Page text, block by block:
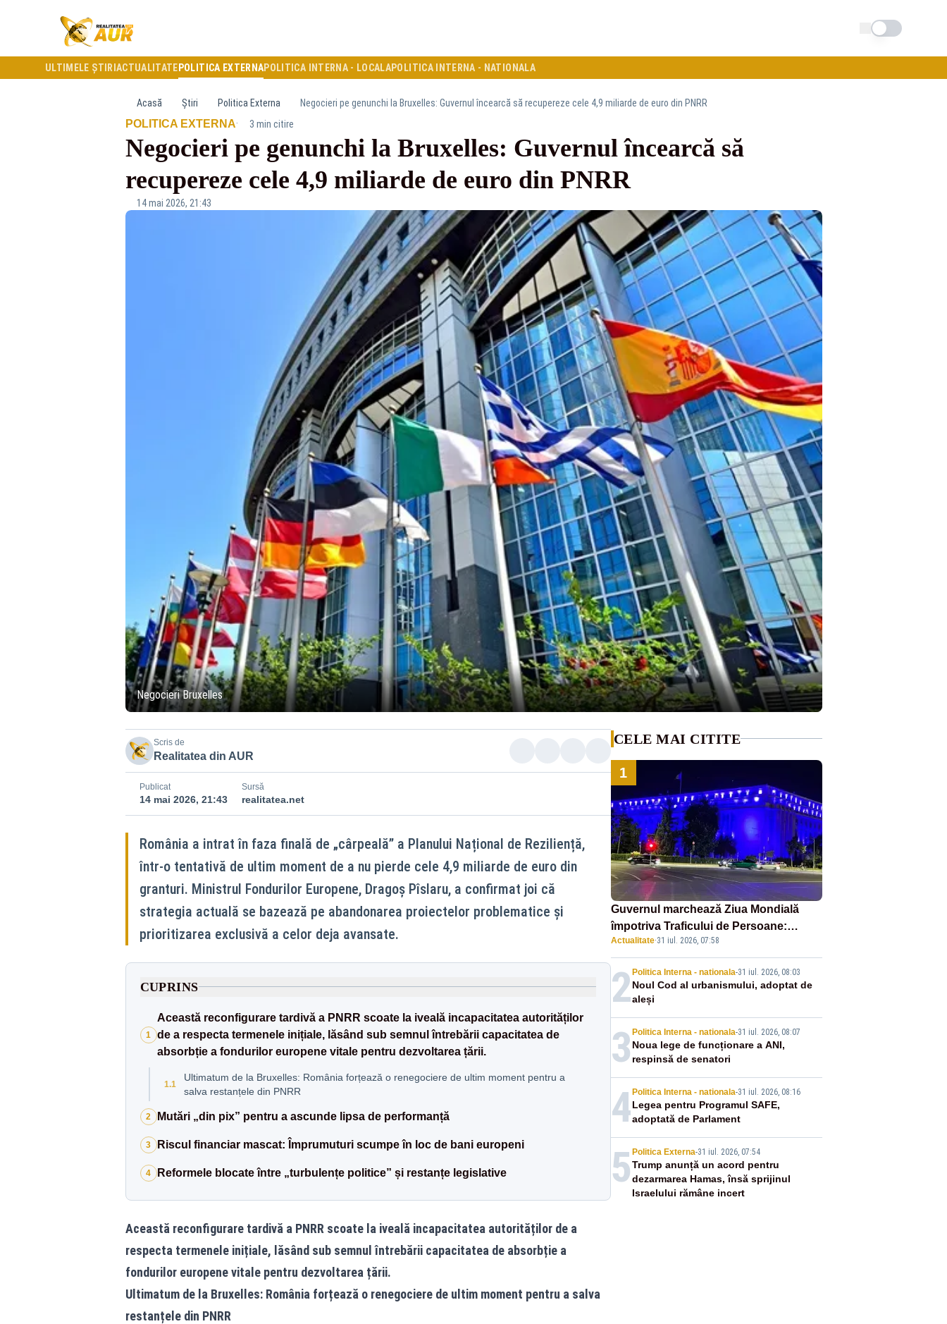
Schimba tema
ULTIMELE ȘTIRI ACTUALITATE POLITICA EXTERNAPOLITICA INTERNA - LOCALAPOLITICA INTERNA - NATIONALA
Acasă Știri Politica Externa Negocieri pe genunchi la Bruxelles: Guvernul încearcă să recupereze cele 4,9 miliarde de euro din PNRR
POLITICA EXTERNA· 3 min citire
Negocieri pe genunchi la Bruxelles: Guvernul încearcă să
recupereze cele 4,9 miliarde de euro din PNRR
14 mai 2026, 21:43
Negocieri Bruxelles
Scris de
Realitatea din AUR
Publicat
14 mai 2026, 21:43
Sursă
realitatea.net
România a intrat în faza finală de „cârpeală” a Planului Național de Reziliență,
într-o tentativă de ultim moment de a nu pierde cele 4,9 miliarde de euro din
granturi. Ministrul Fondurilor Europene, Dragoș Pîslaru, a confirmat joi că
strategia actuală se bazează pe abandonarea proiectelor problematice și
prioritizarea exclusivă a celor deja avansate.
CUPRINS
1
Această reconfigurare tardivă a PNRR scoate la iveală incapacitatea autorităților
de a respecta termenele inițiale, lăsând sub semnul întrebării capacitatea de
absorbție a fondurilor europene vitale pentru dezvoltarea țării.
1.1
Ultimatum de la Bruxelles: România forțează o renegociere de ultim moment pentru a
salva restanțele din PNRR
2 Mutări „din pix” pentru a ascunde lipsa de performanță
3 Riscul financiar mascat: Împrumuturi scumpe în loc de bani europeni
4 Reformele blocate între „turbulențe politice” și restanțe legislative
Această reconfigurare tardivă a PNRR scoate la iveală incapacitatea autorităților de a
respecta termenele inițiale, lăsând sub semnul întrebării capacitatea de absorbție a
fondurilor europene vitale pentru dezvoltarea țării.
Ultimatum de la Bruxelles: România forțează o renegociere de ultim moment pentru a salva
restanțele din PNRR
CELE MAI CITITE
1
Guvernul marchează Ziua Mondială
împotriva Traficului de Persoane:
Palatul Victoria, iluminat în albastru
Actualitate·31 iul. 2026, 07:58
2Politica Interna - nationala-31 iul. 2026, 08:03
Noul Cod al urbanismului, adoptat de
aleși
3 Politica Interna - nationala-31 iul. 2026, 08:07
Noua lege de funcționare a ANI,
respinsă de senatori
4Politica Interna - nationala-31 iul. 2026, 08:16
Legea pentru Programul SAFE,
adoptată de Parlament
5 Politica Externa-31 iul. 2026, 07:54
Trump anunță un acord pentru
dezarmarea Hamas, însă sprijinul
Israelului rămâne incert